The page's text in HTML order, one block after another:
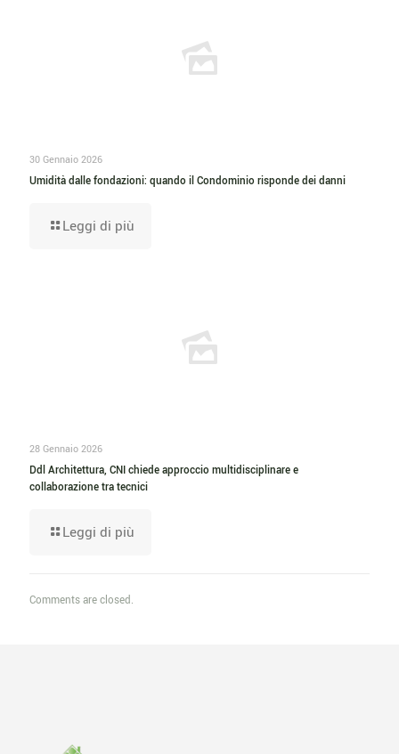
30 Gennaio 2026
Umidità dalle fondazioni: quando il Condominio risponde dei danni
Leggi di più
28 Gennaio 2026
Ddl Architettura, CNI chiede approccio multidisciplinare e
collaborazione tra tecnici
Leggi di più
Comments are closed.